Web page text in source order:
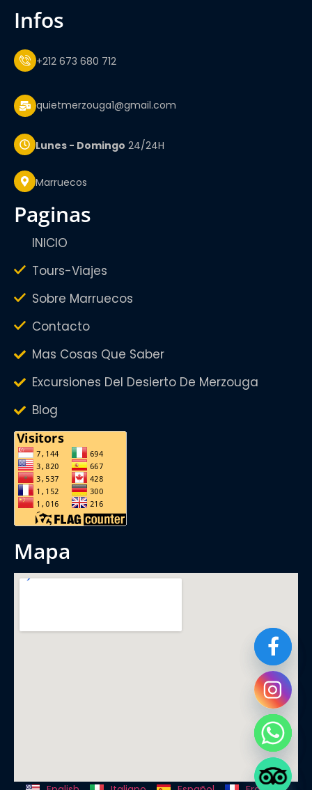
infos
+212 673 680 712
quietmerzouga1@gmail.com
Lunes - Domingo 24/24H
Marruecos
paginas
INICIO
Tours-Viajes
Sobre Marruecos
Contacto
Mas Cosas Que Saber
Excursiones Del Desierto De Merzouga
Blog
mapa